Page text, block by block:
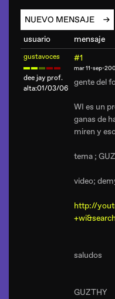
NUEVO MENSAJE
usuario
mensaje
gustavoces
dee jay prof.
alta:01/03/06
#1
mar 11-sep-
gente del
WI es un
ganas de
miren y
tema ;
video;
http://
saludos
GUZTHY